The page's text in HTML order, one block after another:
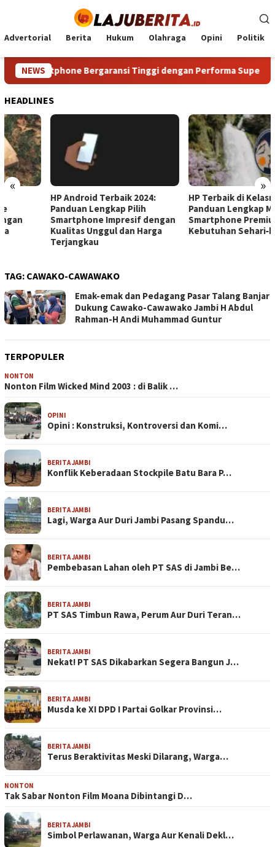
konten
Advertorial Berita Hukum Olahraga Opini Politik
NEWS
Smartphone Bergaransi Tinggi dengan Performa Super
HEADLINES
« »
HP Android Terbaik 2024:
Panduan Lengkap Pilih
Smartphone Impresif dengan
Kualitas Unggul dan Harga
Terjangkau
HP Terbaik di Kelasnya:
Panduan Lengkap Memilih
Smartphone Premium untuk
Kebutuhan Sehari‑hari Anda
TAG: CAWAKO-CAWAWAKO
Emak-emak dan Pedagang Pasar Talang Banjar
Dukung Cawako-Cawawako Jambi H Abdul
Rahman-H Andi Muhammad Guntur
TERPOPULER
NONTON
Nonton Film Wicked Mind 2003 : di Balik …
OPINI
Opini : Konstruksi, Kontroversi dan Komi…
BERITA JAMBI
Konflik Keberadaan Stockpile Batu Bara P…
BERITA JAMBI
Lagi, Warga Aur Duri Jambi Pasang Spandu…
BERITA JAMBI
Pembebasan Lahan oleh PT SAS di Jambi Be…
BERITA JAMBI
PT SAS Timbun Rawa, Perum Aur Duri Teran…
BERITA JAMBI
Nekat! PT SAS Dikabarkan Segera Bangun J…
BERITA JAMBI
Musda ke XI DPD I Partai Golkar Provinsi…
BERITA JAMBI
Terus Beraktivitas Meski Dilarang, Warga…
NONTON
Tak Sabar Nonton Film Moana Dibintangi D…
BERITA JAMBI
Simbol Perlawanan, Warga Aur Kenali Dekl…